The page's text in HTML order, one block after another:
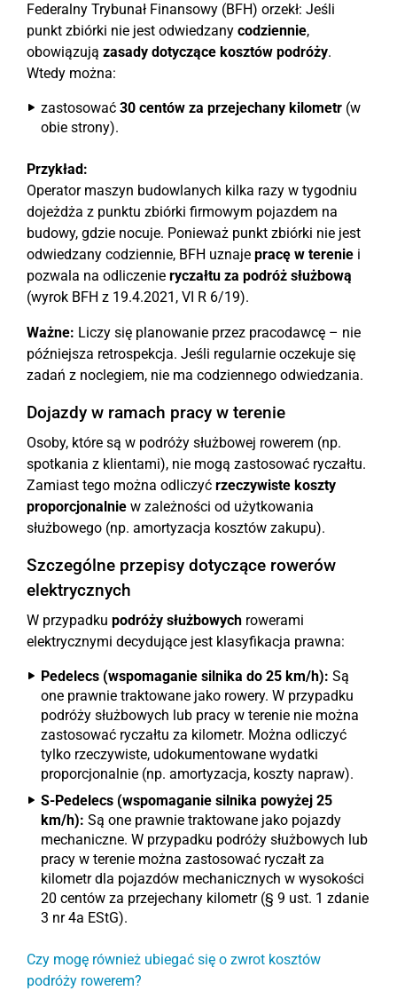
Federalny Trybunał Finansowy (BFH) orzekł: Jeśli
punkt zbiórki nie jest odwiedzany codziennie,
obowiązują zasady dotyczące kosztów podróży.
Wtedy można:
zastosować 30 centów za przejechany kilometr (w
obie strony).
Przykład:
Operator maszyn budowlanych kilka razy w tygodniu
dojeżdża z punktu zbiórki firmowym pojazdem na
budowy, gdzie nocuje. Ponieważ punkt zbiórki nie jest
odwiedzany codziennie, BFH uznaje pracę w terenie i
pozwala na odliczenie ryczałtu za podróż służbową
(wyrok BFH z 19.4.2021, VI R 6/19).
Ważne: Liczy się planowanie przez pracodawcę – nie
późniejsza retrospekcja. Jeśli regularnie oczekuje się
zadań z noclegiem, nie ma codziennego odwiedzania.
Dojazdy w ramach pracy w terenie
Osoby, które są w podróży służbowej rowerem (np.
spotkania z klientami), nie mogą zastosować ryczałtu.
Zamiast tego można odliczyć rzeczywiste koszty
proporcjonalnie w zależności od użytkowania
służbowego (np. amortyzacja kosztów zakupu).
Szczególne przepisy dotyczące rowerów
elektrycznych
W przypadku podróży służbowych rowerami
elektrycznymi decydujące jest klasyfikacja prawna:
Pedelecs (wspomaganie silnika do 25 km/h): Są
one prawnie traktowane jako rowery. W przypadku
podróży służbowych lub pracy w terenie nie można
zastosować ryczałtu za kilometr. Można odliczyć
tylko rzeczywiste, udokumentowane wydatki
proporcjonalnie (np. amortyzacja, koszty napraw).
S-Pedelecs (wspomaganie silnika powyżej 25
km/h): Są one prawnie traktowane jako pojazdy
mechaniczne. W przypadku podróży służbowych lub
pracy w terenie można zastosować ryczałt za
kilometr dla pojazdów mechanicznych w wysokości
20 centów za przejechany kilometr (§ 9 ust. 1 zdanie
3 nr 4a EStG).
Czy mogę również ubiegać się o zwrot kosztów
podróży rowerem?